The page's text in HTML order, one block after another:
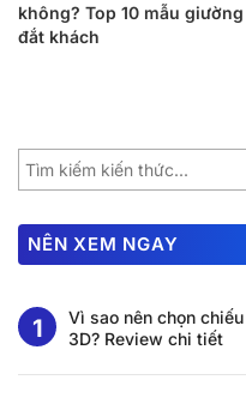
không? Top 10 mẫu giường
đắt khách
NÊN XEM NGAY
Vì sao nên chọn
3D? Review chi tiết